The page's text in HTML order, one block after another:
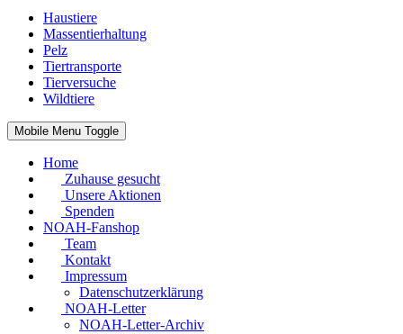
Haustiere
Massentierhaltung
Pelz
Tiertransporte
Tierversuche
Wildtiere
Mobile Menu Toggle
Home
Zuhause gesucht
Unsere Aktionen
Spenden
NOAH-Fanshop
Team
Kontakt
Impressum
Datenschutzerklärung
NOAH-Letter
NOAH-Letter-Archiv